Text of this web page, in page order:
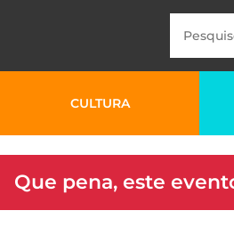
CULTURA
Que pena, este